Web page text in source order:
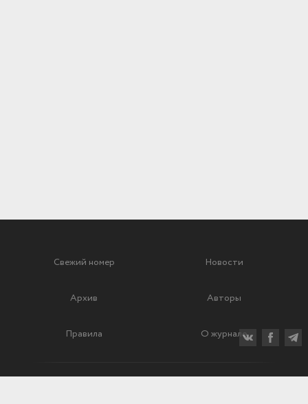
Свежий номер Новости
Архив Авторы
Правила О журнале